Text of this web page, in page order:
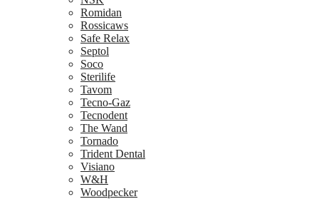
Romidan
Rossicaws
Safe Relax
Septol
Soco
Sterilife
Tavom
Tecno-Gaz
Tecnodent
The Wand
Tornado
Trident Dental
Visiano
W&H
Woodpecker